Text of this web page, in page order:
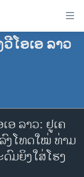
ໂອເອ ລາວ
ອ ລາວ: ຢູ​ເຄ​
ງ​ໂທດ​ໃໝ່ ທ່າມ​
ມ​ຍິງ​ໃສ່​ໂຮງ​